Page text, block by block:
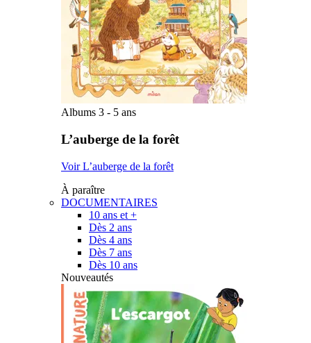
Albums 3 - 5 ans
L’auberge de la forêt
Voir L’auberge de la forêt
À paraître
DOCUMENTAIRES
10 ans et +
Dès 2 ans
Dès 4 ans
Dès 7 ans
Dès 10 ans
Nouveautés